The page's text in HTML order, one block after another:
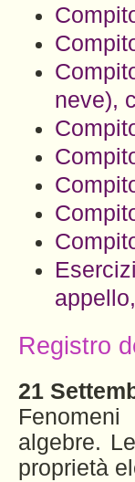
neve),
Registro
21
algebre.
proprietà